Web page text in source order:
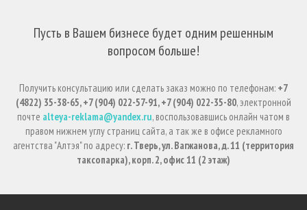
Пусть в Вашем бизнесе будет одним решенным
вопросом больше!
Получить консультацию или сделать заказ можно по телефонам: +7
(4822) 35-38-65, +7 (904) 022-57-91, +7 (904) 022-35-80, электронной
почте alteya-reklama@yandex.ru, воспользовавшись онлайн чатом в
правом нижнем углу страниц сайта, а так же в офисе рекламного
агентства "Алтэя" по адресу: г. Тверь, ул. Вагжанова, д. 11 (территория
таксопарка), корп. 2, офис 11 (2 этаж)